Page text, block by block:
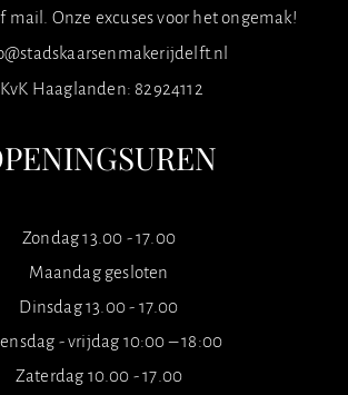
mail. Onze excuses voor het ongemak!
KvK Haaglanden: 82924112
Zondag 13.00 - 17.00
Maandag gesloten
Dinsdag 13.00 - 17.00
- vrijdag 10:00 – 18:00
Zaterdag 10.00 - 17.00